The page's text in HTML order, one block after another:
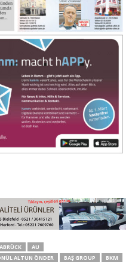
AU
ALTUN ÖNDER
BAŞ GROUP
BKM